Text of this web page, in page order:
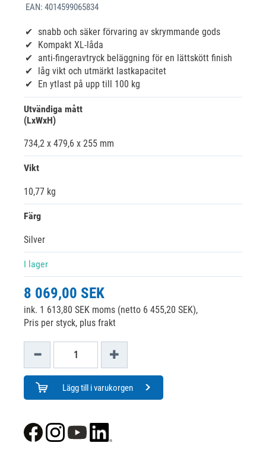
EAN: 4014599065834
snabb och säker förvaring av skrymmande gods
Kompakt XL-låda
anti-fingeravtryck beläggning för en lättskött finish
låg vikt och utmärkt lastkapacitet
En ytlast på upp till 100 kg
Utvändiga mått
(LxWxH)
734,2 x 479,6 x 255 mm
Vikt
10,77 kg
Färg
Silver
I lager
8 069,00 SEK
ink. 1 613,80 SEK moms (netto 6 455,20 SEK),
Pris per styck, plus frakt
Lägg till i varukorgen